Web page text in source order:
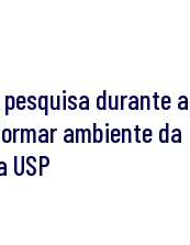
durante a
ambiente da